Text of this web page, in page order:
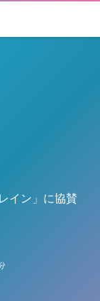
イン」に協賛